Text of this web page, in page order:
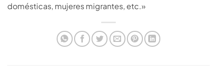
domésticas, mujeres migrantes, etc.»